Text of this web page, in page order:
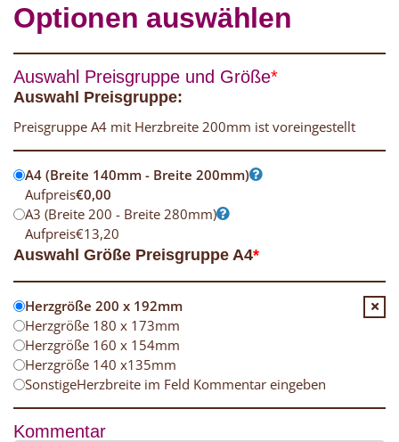
Optionen auswählen
*
Auswahl Preisgruppe und Größe
Auswahl Preisgruppe:
Preisgruppe A4 mit Herzbreite 200mm ist voreingestellt
A4 (Breite 140mm - Breite 200mm)
Aufpreis€0,00
A3 (Breite 200 - Breite 280mm)
Aufpreis€13,20
*
Auswahl Größe Preisgruppe A4
Herzgröße 200 x 192mm
Herzgröße 180 x 173mm
Herzgröße 160 x 154mm
Herzgröße 140 x135mm
SonstigeHerzbreite im Feld Kommentar eingeben
Kommentar